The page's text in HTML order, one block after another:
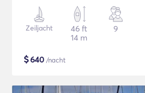
Zeiljacht
46 ft
14 m
9
$640 /nacht